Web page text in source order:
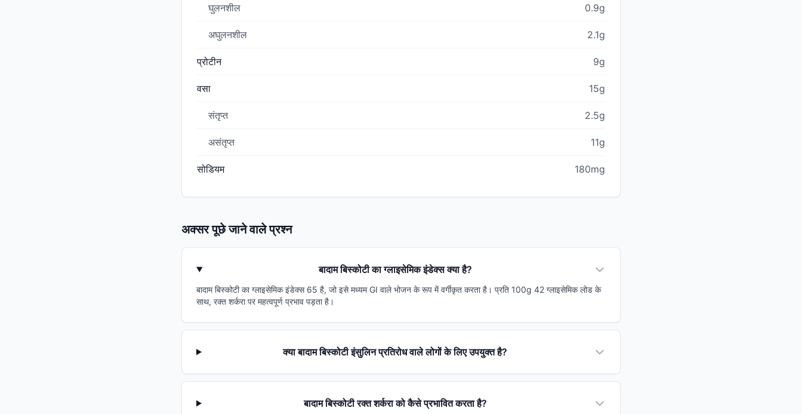
घुलनशील 0.9g
अघुलनशील 2.1g
प्रोटीन 9g
वसा 15g
संतृप्त 2.5g
असंतृप्त 11g
सोडियम 180mg
अक्सर पूछे जाने वाले प्रश्न
बादाम बिस्कोटी का ग्लाइसेमिक इंडेक्स क्या है?
बादाम बिस्कोटी का ग्लाइसेमिक इंडेक्स 65 है, जो इसे मध्यम GI वाले भोजन के रूप में वर्गीकृत करता है। प्रति 100g 42 ग्लाइसेमिक लोड के
साथ, रक्त शर्करा पर महत्वपूर्ण प्रभाव पड़ता है।
क्या बादाम बिस्कोटी इंसुलिन प्रतिरोध वाले लोगों के लिए उपयुक्त है?
बादाम बिस्कोटी रक्त शर्करा को कैसे प्रभावित करता है?